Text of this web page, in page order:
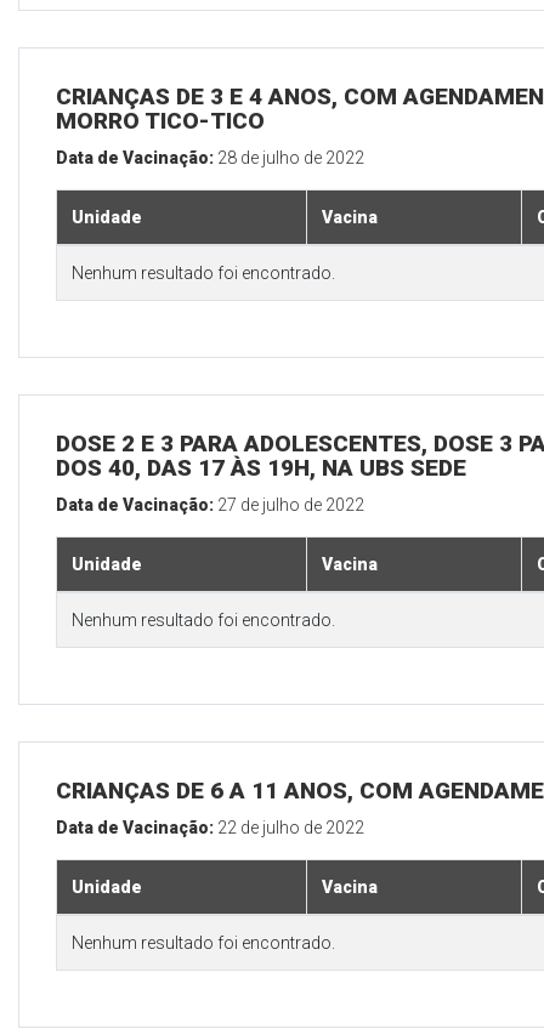
CRIANÇAS DE 3 E 4 ANOS, COM
MORRO TICO-TICO
Data de Vacinação: 28 de julho de 2022
Unidade Vacina
Nenhum resultado foi encontrado.
DOSE 2 E 3 PARA ADOLESCENTES, DOSE 3
DOS 40, DAS 17 ÀS 19H, NA UBS SEDE
Data de Vacinação: 27 de julho de 2022
Unidade Vacina
Nenhum resultado foi encontrado.
CRIANÇAS DE 6 A 11 ANOS, COM
Data de Vacinação: 22 de julho de 2022
Unidade Vacina
Nenhum resultado foi encontrado.